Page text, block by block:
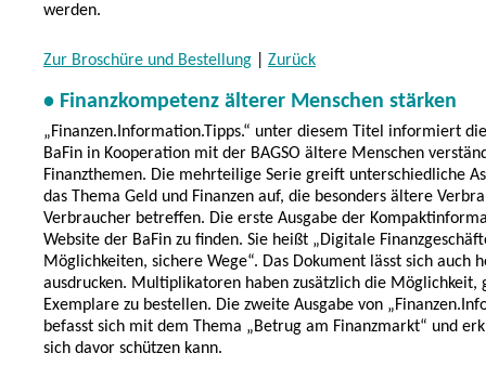
werden.
Zur Broschüre und Bestellung Zurück
• Finanzkompetenz älterer Menschen stärken
„Finanzen.Information.Tipps.“ unter diesem Titel informiert
BaFin in Kooperation mit der BAGSO ältere Menschen
Finanzthemen. Die mehrteilige Serie greift unterschiedliche
das Thema Geld und Finanzen auf, die besonders ältere
Verbraucher betreffen. Die erste Ausgabe der
Website der BaFin zu finden. Sie heißt „Digitale
Möglichkeiten, sichere Wege“. Das Dokument lässt sich auch
ausdrucken. Multiplikatoren haben zusätzlich die Möglichkeit,
Exemplare zu bestellen. Die zweite Ausgabe von
befasst sich mit dem Thema „Betrug am Finanzmarkt“ und
sich davor schützen kann.